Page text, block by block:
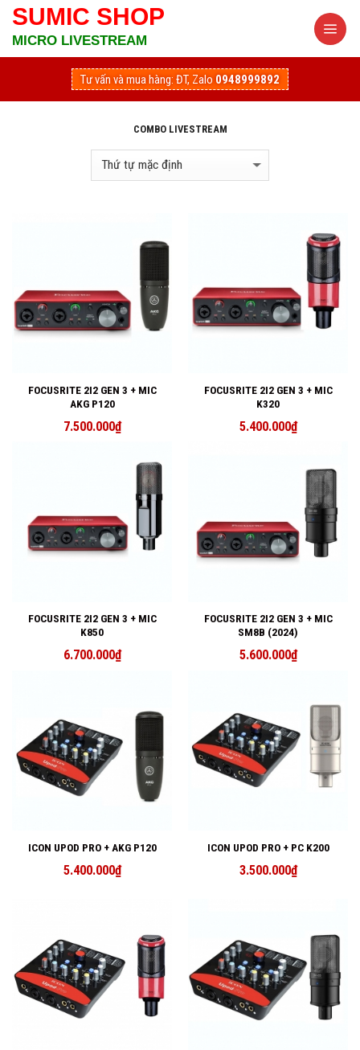
Skip
content
SUMIC SHOP
MICRO LIVESTREAM
Tư vấn và mua hàng: ĐT, Zalo 0948999892
COMBO LIVESTREAM
FOCUSRITE 2I2 GEN 3 + MIC
AKG P120
7.500.000₫
FOCUSRITE 2I2 GEN 3 + MIC
K320
5.400.000₫
FOCUSRITE 2I2 GEN 3 + MIC
K850
6.700.000₫
FOCUSRITE 2I2 GEN 3 + MIC
SM8B (2024)
5.600.000₫
ICON UPOD PRO + AKG P120
5.400.000₫
ICON UPOD PRO + PC K200
3.500.000₫